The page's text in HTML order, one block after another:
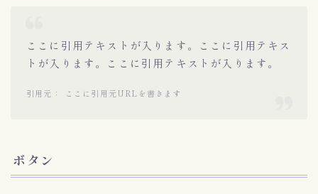
ここに引用テキストが入ります。ここに引用テキス
トが入ります。ここに引用テキストが入ります。
ここに引用元URLを書きます
ボタン